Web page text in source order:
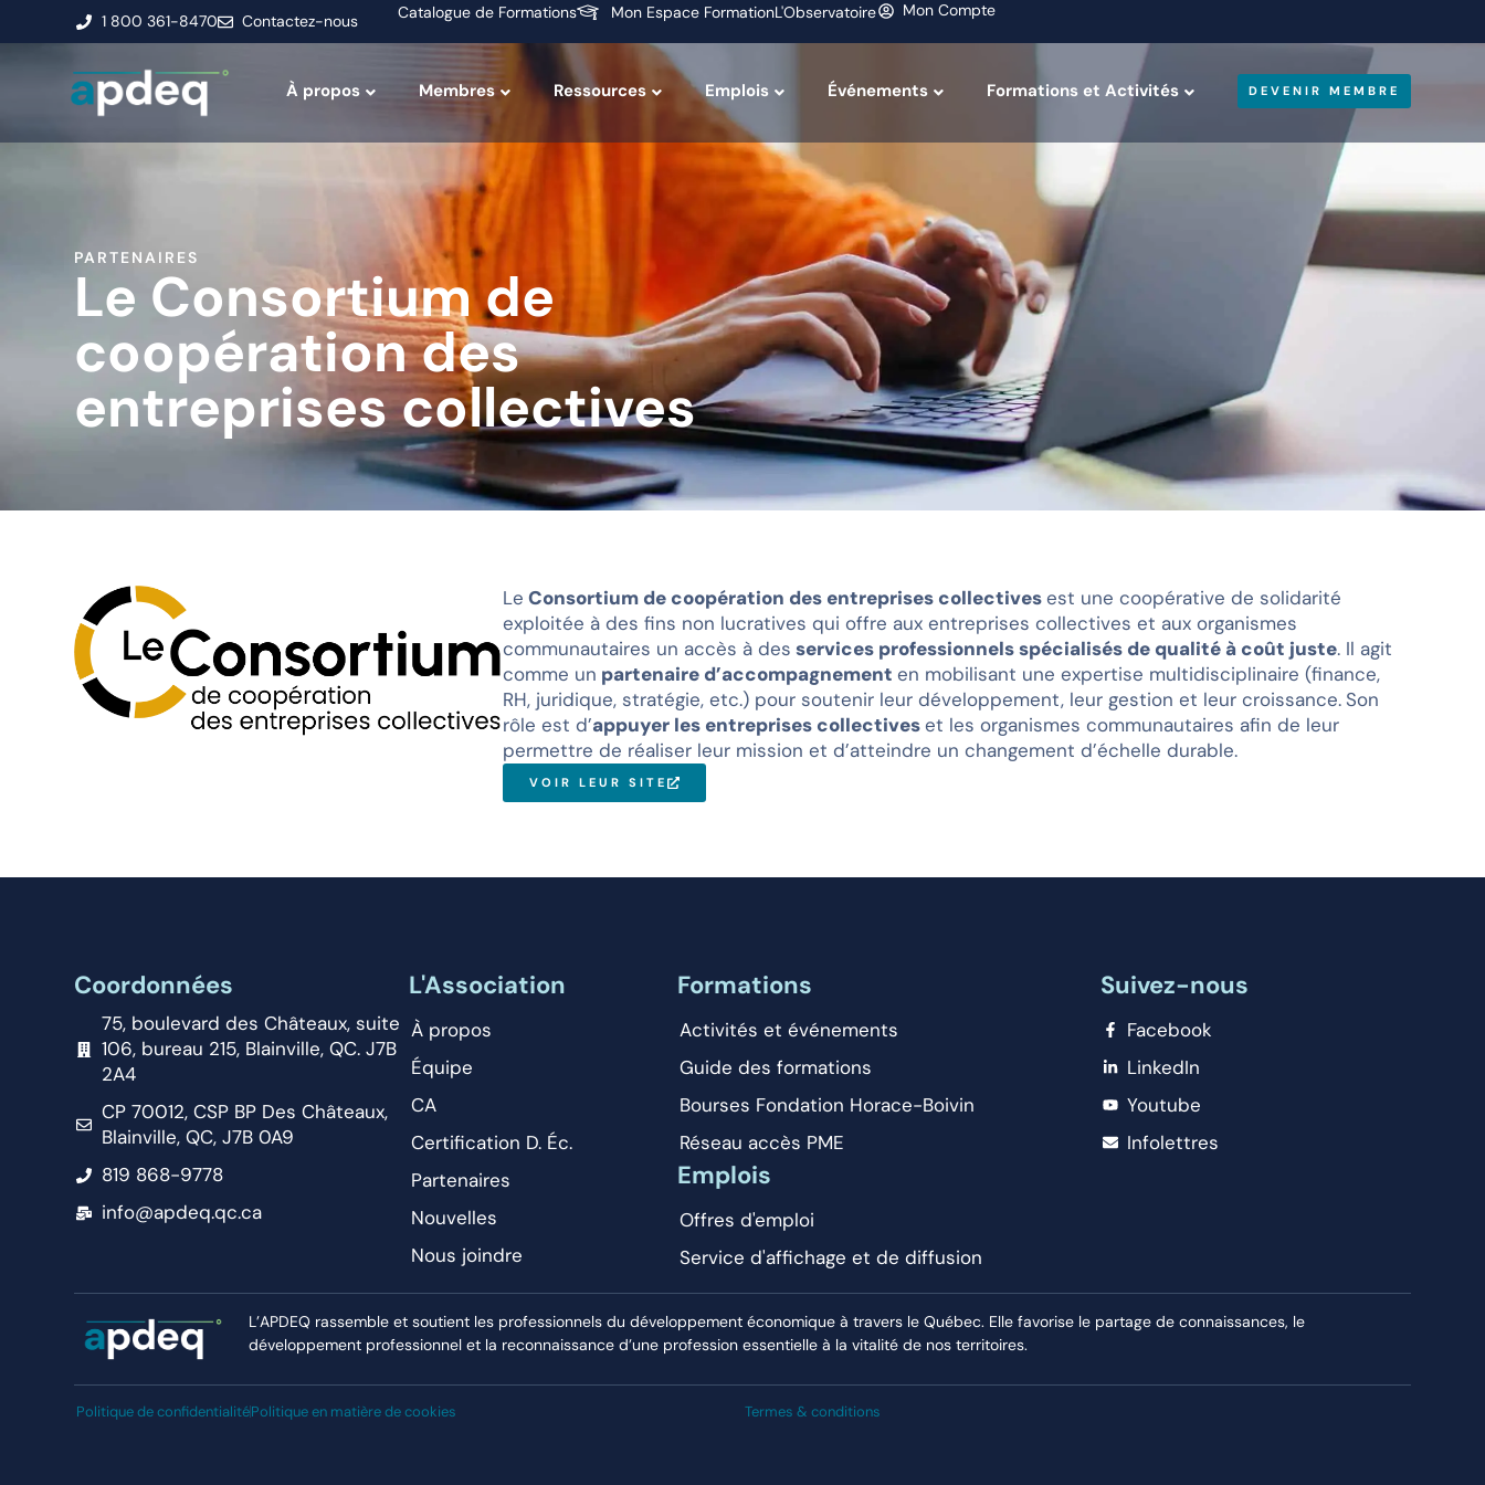
1 800 361-8470 Contactez-nous Catalogue de Formations Mon Espace FormationL'Observatoire Mon Compte
À propos Membres Ressources Emplois Événements Formations et Activités DEVENIR MEMBRE
PARTENAIRES
Le Consortium de
coopération des
entreprises collectives
Le Consortium de coopération des entreprises collectivesest une coopérative de solidarité
exploitée à des fins non lucratives qui offre aux entreprises collectives et aux organismes
communautaires un accès à des services professionnels spécialisés de qualité à coût juste. Il agit
comme un partenaire d’accompagnement en mobilisant une expertise multidisciplinaire (finance,
RH, juridique, stratégie, etc.) pour soutenir leur développement, leur gestion et leur croissance. Son
rôle est d’appuyer les entreprises collectiveset les organismes communautaires afin de leur
permettre de réaliser leur mission et d’atteindre un changement d’échelle durable.
VOIR LEUR SITE
Coordonnées
75, boulevard des Châteaux, suite
106, bureau 215, Blainville, QC. J7B
2A4
CP 70012, CSP BP Des Châteaux,
Blainville, QC, J7B 0A9
819 868-9778
info@apdeq.qc.ca
L'Association
À propos
Équipe
CA
Certification D. Éc.
Partenaires
Nouvelles
Nous joindre
Formations
Activités et événements
Guide des formations
Bourses Fondation Horace-Boivin
Réseau accès PME
Emplois
Offres d'emploi
Service d'affichage et de diffusion
Suivez-nous
Facebook
LinkedIn
Youtube
Infolettres
L’APDEQ rassemble et soutient les professionnels du développement économique à travers le Québec. Elle favorise le partage de connaissances, le
développement professionnel et la reconnaissance d’une profession essentielle à la vitalité de nos territoires.
Politique de confidentialitéPolitique en matière de cookies Termes & conditions